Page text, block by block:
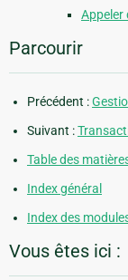
Appeler
Parcourir
Précédent :
Suivant :
Table des
Index général
Index des
Vous êtes ici :